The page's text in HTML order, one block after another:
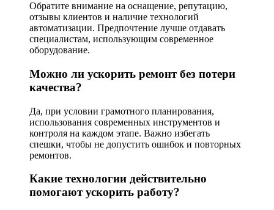
Обратите внимание на оснащение, репутацию,
отзывы клиентов и наличие технологий
автоматизации. Предпочтение лучше отдавать
специалистам, использующим современное
оборудование.
Можно ли ускорить ремонт без потери
качества?
Да, при условии грамотного планирования,
использования современных инструментов и
контроля на каждом этапе. Важно избегать
спешки, чтобы не допустить ошибок и повторных
ремонтов.
Какие технологии действительно
помогают ускорить работу?